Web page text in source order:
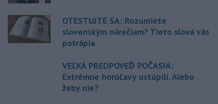
OTESTUJTE SA: Rozumiete
slovenským nárečiam? Tieto slová vás
potrápia
VEĽKÁ PREDPOVEĎ POČASIA:
Extrémne horúčavy ustúpili. Alebo
žeby nie?